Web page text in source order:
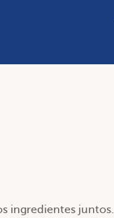
ingredientes juntos.